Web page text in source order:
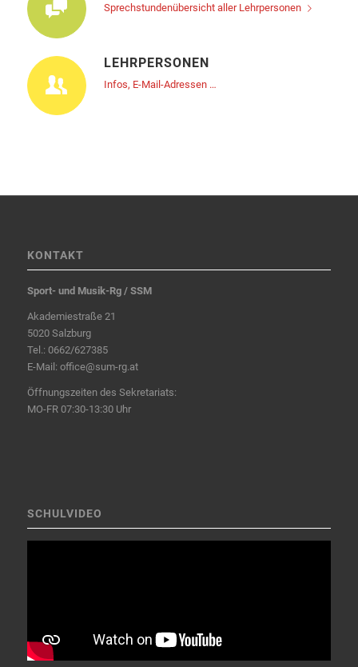
Sprechstundenübersicht aller Lehrpersonen
LEHRPERSONEN
Infos, E-Mail-Adressen …
KONTAKT
Sport- und Musik-Rg / SSM
Akademiestraße 21
5020 Salzburg
Tel.: 0662/627385
E-Mail: office@sum-rg.at
Öffnungszeiten des Sekretariats:
MO-FR 07:30-13:30 Uhr
SCHULVIDEO